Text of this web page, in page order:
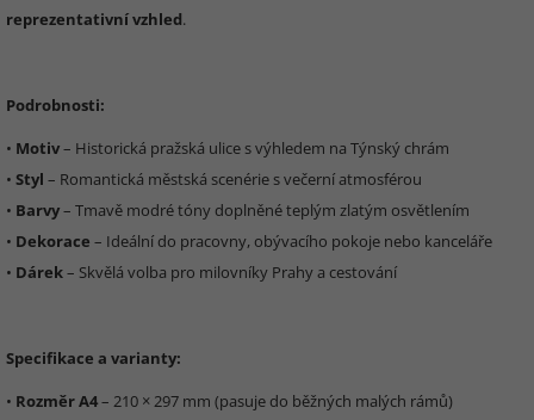
reprezentativní vzhled.
Podrobnosti:
• Motiv– Historická pražská ulice s výhledem na Týnský chrám
• Styl – Romantická městská scenérie s večerní atmosférou
• Barvy– Tmavě modré tóny doplněné teplým zlatým osvětlením
• Dekorace – Ideální do pracovny, obývacího pokoje nebo kanceláře
• Dárek– Skvělá volba pro milovníky Prahy a cestování
Specifikace a varianty:
• Rozměr A4– 210 × 297 mm (pasuje do běžných malých rámů)